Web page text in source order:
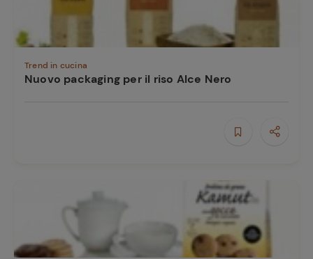
Trend in cucina
Nuovo packaging per il riso Alce Nero